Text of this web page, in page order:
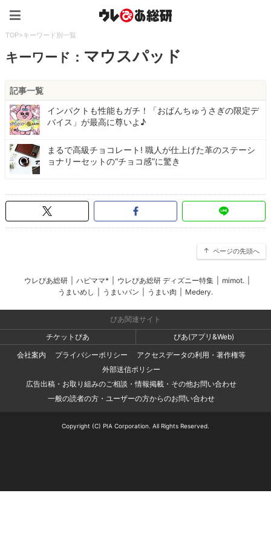
TOP>キーワード別一覧
キーワード： マウスパッド
記事一覧
インパクトも性能もガチ！「おぱんちゅうさぎの限定デ
バイス」が最高に尊いよ♪
まるで高級チョコレート! 職人が仕上げた革のステーシ
ョナリーセットの“チョコ感”に驚き
ページの先頭へ
ウレぴあ総研 ハピママ* ウレぴあ総研 ディズニー特集 mimot.
うまいめし
うまいパン うまい肉 Medery.
ぴあ関連サイト
チケットぴあ
ぴあ(アプリ&Web)
会社案内
プライバシーポリシー
アクセスデータの利用・著作権等
外部送信ポリシー
広告出稿・お取り組みのご相談・情報掲載・その他お問い合わせ
一般の読者の方・ユーザーの方からのお問い合わせ
Copyright (C) PIA Corporation. All Rights Reserved.